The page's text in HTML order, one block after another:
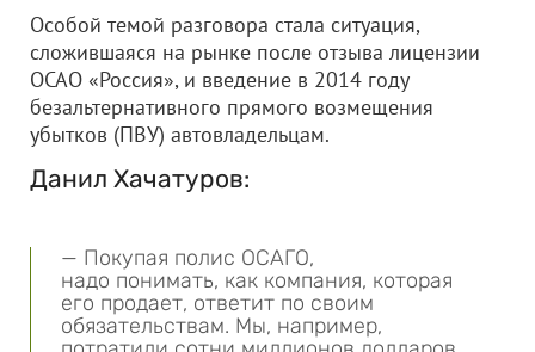
Особой темой разговора стала ситуация,
сложившаяся на рынке после отзыва лицензии
ОСАО «Россия», и введение в 2014 году
безальтернативного прямого возмещения
убытков (ПВУ) автовладельцам.
Данил Хачатуров:
— Покупая полис ОСАГО,
надо понимать, как компания, которая
его продает, ответит по своим
обязательствам. Мы, например,